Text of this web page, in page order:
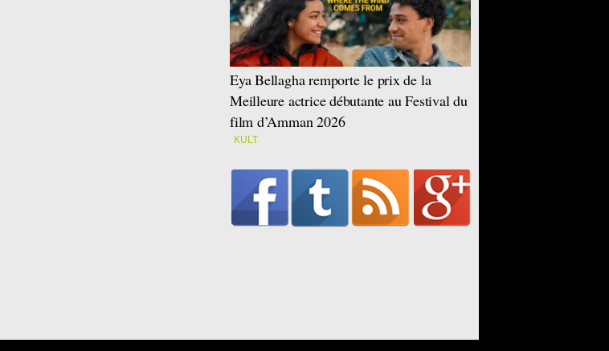
Eya Bellagha remporte le prix de la
Meilleure actrice débutante au Festival du
film d’Amman 2026
KULT